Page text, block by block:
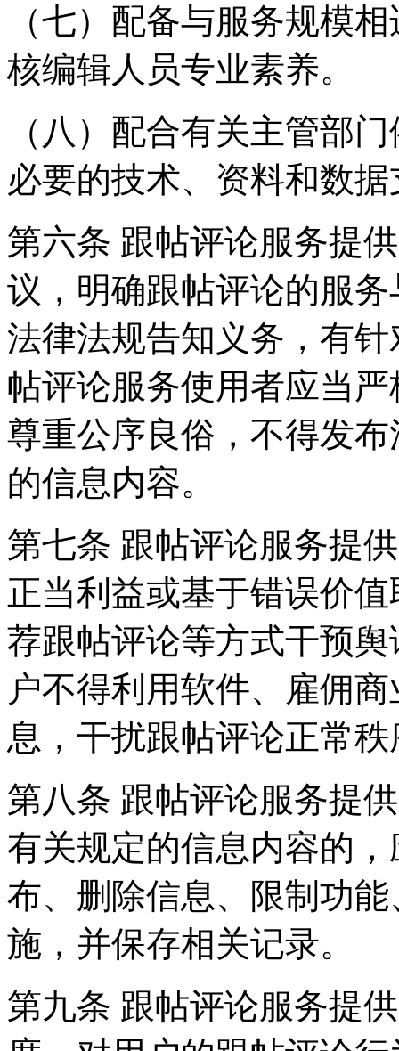
（七）配备与服务规模
核编辑人员专业素养。
（八）配合有关主管部
必要的技术、资料和数
第六条 跟帖评论服务提
议，明确跟帖评论的服
法律法规告知义务，有
帖评论服务使用者应当
尊重公序良俗，不得发
的信息内容。
第七条 跟帖评论服务提
正当利益或基于错误价
荐跟帖评论等方式干预
户不得利用软件、雇佣
息，干扰跟帖评论正常
第八条 跟帖评论服务提
有关规定的信息内容的
布、删除信息、限制功
施，并保存相关记录。
第九条 跟帖评论服务提